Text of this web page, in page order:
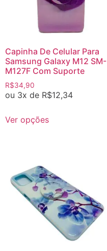
Capinha De Celular Para
Samsung Galaxy M12 SM-
M127F Com Suporte
R$34,90
ou 3x de R$12,34
Ver opções